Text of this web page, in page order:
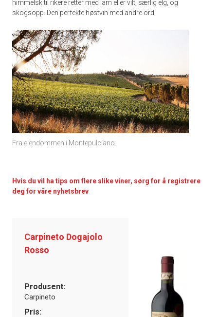
himmelsk til rikere retter med lam eller vilt, særlig elg, og
skogsopp. Den perfekte høstvin med andre ord.
Fra eiendommen i Montepulciano.
Hvis du vil ha tips om flere slike viner, sørg for å registrere
deg for våre nyhetsbrev
Carpineto Dogajolo
Rosso
Produsent:
Carpineto
Pris: